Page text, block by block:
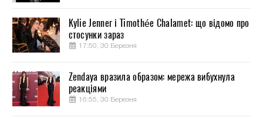
Kylie Jenner і Timothée Chalamet: що відомо про
стосунки зараз
17:50, 30 Березня
Zendaya вразила образом: мережа вибухнула
реакціями
16:55, 30 Березня